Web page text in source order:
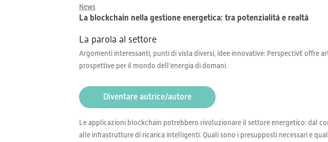
News
La blockchain nella gestione energetica: tra potenzialità e realtà
La parola al settore
Argomenti interessanti, punti di vista diversi, idee innovative: PerspectivE offre
prospettive per il mondo dell’energia di domani.
Diventare autrice/autore
Le applicazioni blockchain potrebbero rivoluzionare il settore energetico: dal
alle infrastrutture di ricarica intelligenti. Quali sono i presupposti necessari e